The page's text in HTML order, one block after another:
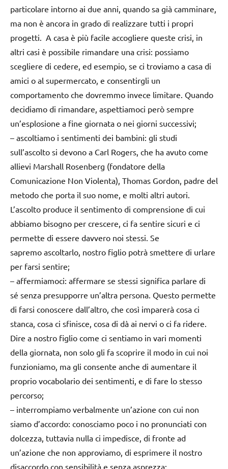
particolare intorno ai due anni, quando sa già camminare,
ma non è ancora in grado di realizzare tutti i propri
progetti. A casa è più facile accogliere queste crisi, in
altri casi è possibile rimandare una crisi: possiamo
scegliere di cedere, ed esempio, se ci troviamo a casa di
amici o al supermercato, e consentirgli un
comportamento che dovremmo invece limitare. Quando
decidiamo di rimandare, aspettiamoci però sempre
un’esplosione a fine giornata o nei giorni successivi;
– ascoltiamo i sentimenti dei bambini: gli studi
sull’ascolto si devono a Carl Rogers, che ha avuto come
allievi Marshall Rosenberg (fondatore della
Comunicazione Non Violenta), Thomas Gordon, padre del
metodo che porta il suo nome, e molti altri autori.
L’ascolto produce il sentimento di comprensione di cui
abbiamo bisogno per crescere, ci fa sentire sicuri e ci
permette di essere davvero noi stessi. Se
sapremo ascoltarlo, nostro figlio potrà smettere di urlare
per farsi sentire;
– affermiamoci: affermare se stessi significa parlare di
sé senza presupporre un’altra persona. Questo permette
di farsi conoscere dall’altro, che così imparerà cosa ci
stanca, cosa ci sfinisce, cosa di dà ai nervi o ci fa ridere.
Dire a nostro figlio come ci sentiamo in vari momenti
della giornata, non solo gli fa scoprire il modo in cui noi
funzioniamo, ma gli consente anche di aumentare il
proprio vocabolario dei sentimenti, e di fare lo stesso
percorso;
– interrompiamo verbalmente un’azione con cui non
siamo d’accordo: conosciamo poco i no pronunciati con
dolcezza, tuttavia nulla ci impedisce, di fronte ad
un’azione che non approviamo, di esprimere il nostro
disaccordo con sensibilità e senza asprezza;